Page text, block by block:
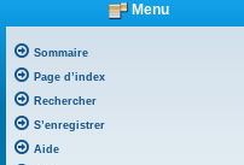
Menu
Sommaire
Page d’index
Rechercher
S’enregistrer
Aide